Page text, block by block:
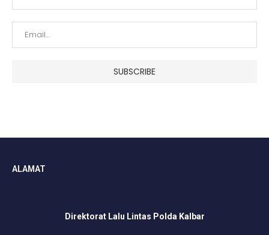
ALAMAT
Direktorat Lalu Lintas Polda Kalbar